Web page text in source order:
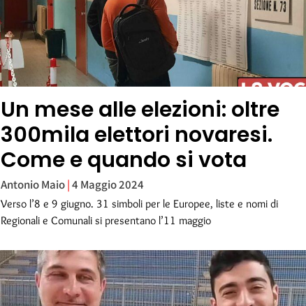
Un mese alle elezioni: oltre
300mila elettori novaresi.
Come e quando si vota
Antonio Maio 4 Maggio 2024
Verso l’8 e 9 giugno. 31 simboli per le Europee, liste e nomi di
Regionali e Comunali si presentano l’11 maggio